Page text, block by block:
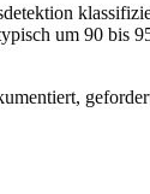
um 90 bis